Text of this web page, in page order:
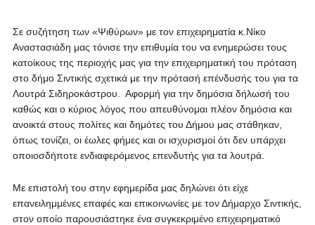
Σε συζήτηση των «Ψιθύρων» με τον επιχειρηματία κ.Νίκο
Αναστασιάδη μας τόνισε την επιθυμία του να ενημερώσει τους
κατοίκους της περιοχής μας για την επιχειρηματική του πρόταση
στο δήμο Σιντικής σχετικά με την πρότασή επένδυσής του για τα
Λουτρά Σιδηροκάστρου. Αφορμή για την δημόσια δήλωσή του
καθώς και ο κύριος λόγος που απευθύνομαι πλέον δημόσια και
ανοικτά στους πολίτες και δημότες του Δήμου μας στάθηκαν,
όπως τονίζει, οι έωλες φήμες και οι ισχυρισμοί ότι δεν υπάρχει
οποιοσδήποτε ενδιαφερόμενος επενδυτής για τα λουτρά.
Με επιστολή του στην εφημερίδα μας δηλώνει ότι είχε
επανειλημμένες επαφές και επικοινωνίες με τον Δήμαρχο Σιντικής,
στον οποίο παρουσιάστηκε ένα συγκεκριμένο επιχειρηματικό